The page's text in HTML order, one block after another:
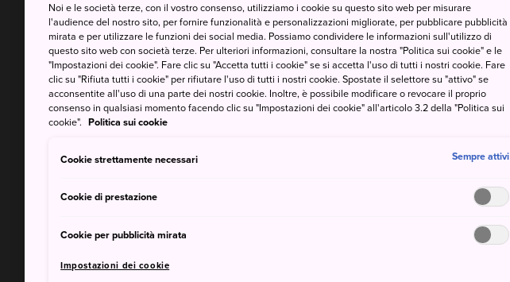
Noi e le società terze, con il vostro consenso, utilizziamo i cookie su questo sito web per misurare
l'audience del nostro sito, per fornire funzionalità e personalizzazioni migliorate, per pubblicare pubblicità
mirata e per utilizzare le funzioni dei social media. Possiamo condividere le informazioni sull'utilizzo di
questo sito web con società terze. Per ulteriori informazioni, consultare la nostra "Politica sui cookie" e le
"Impostazioni dei cookie". Fare clic su "Accetta tutti i cookie" se si accetta l'uso di tutti i nostri cookie. Fare
clic su "Rifiuta tutti i cookie" per rifiutare l'uso di tutti i nostri cookie. Spostate il selettore su "attivo" se
acconsentite all'uso di una parte dei nostri cookie. Inoltre, è possibile modificare o revocare il proprio
consenso in qualsiasi momento facendo clic su "Impostazioni dei cookie" all'articolo 3.2 della "Politica sui
cookie". Politica sui cookie
Cookie strettamente necessari Sempre attivi
Cookie di prestazione
Cookie per pubblicità mirata
Impostazioni dei cookie